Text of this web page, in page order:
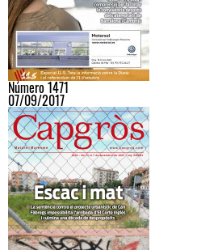
Número 1471
07/09/2017